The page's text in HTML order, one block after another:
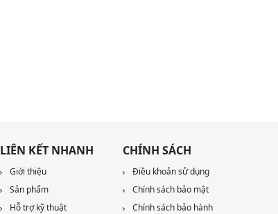
LIÊN KẾT NHANH
Giới thiệu
Sản phẩm
Hỗ trợ kỹ thuật
CHÍNH SÁCH
Điều khoản sử dụng
Chính sách bảo mật
Chính sách bảo hành